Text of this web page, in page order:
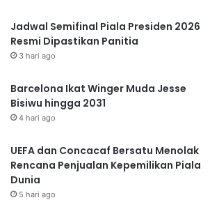
Jadwal Semifinal Piala Presiden 2026
Resmi Dipastikan Panitia
3 hari ago
Barcelona Ikat Winger Muda Jesse
Bisiwu hingga 2031
4 hari ago
UEFA dan Concacaf Bersatu Menolak
Rencana Penjualan Kepemilikan Piala
Dunia
5 hari ago